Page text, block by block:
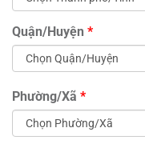
Quận/Huyện *
Phường/Xã *